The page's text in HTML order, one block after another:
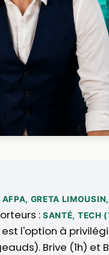
AFPA, GRETA
:SANTÉ, TECH
est l'option à
Brive (1h)